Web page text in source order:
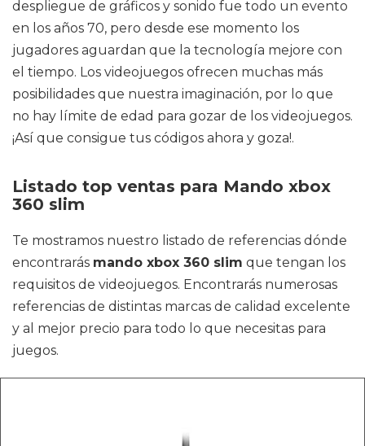
despliegue de gráficos y sonido fue todo un evento
en los años 70, pero desde ese momento los
jugadores aguardan que la tecnología mejore con
el tiempo. Los videojuegos ofrecen muchas más
posibilidades que nuestra imaginación, por lo que
no hay límite de edad para gozar de los videojuegos.
¡Así que consigue tus códigos ahora y goza!.
Listado top ventas para Mando xbox
360 slim
Te mostramos nuestro listado de referencias dónde
encontrarás mando xbox 360 slim que tengan los
requisitos de videojuegos. Encontrarás numerosas
referencias de distintas marcas de calidad excelente
y al mejor precio para todo lo que necesitas para
juegos.